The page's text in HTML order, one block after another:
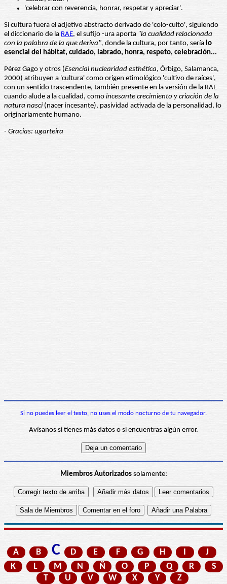
'celebrar con reverencia, honrar, respetar y apreciar'.
Si cultura fuera el adjetivo abstracto derivado de 'colo-culto', siguiendo
el diccionario de la RAE, el sufijo -ura aporta "la cualidad relacionada
con la palabra de la que deriva", donde la cultura, por tanto, sería lo
esencial del hábitat, cuidado, labrado, honra, respeto, celebración...
Pérez Gago y otros (Esencial nuclearidad esthética, Órbigo, Salamanca,
2000) atribuyen a 'cultura' como origen etimológico 'cultivo de raíces',
con un sentido trascendente, también presente en la versión de la RAE
cuando alude a la cualidad, como incesante crecimiento y criación de la
natura nasci (nacer incesante), pasividad activada de la personalidad, lo
originariamente humano.
- Gracias: ugarteira
Si no puedes leer el texto, no uses el modo nocturno de tu navegador.
Avísanos si tienes más datos o si encuentras algún error.
Miembros Autorizadossolamente:
A B C D E F G H I
J
K
L M N Ñ O P Q R
S
T
U V W X Y Z